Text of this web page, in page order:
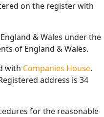
on the register with
& Wales under the
of England & Wales.
with Companies House.
address is 34
for the reasonable